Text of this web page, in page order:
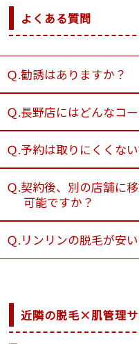
よくある質問
Ｑ.勧誘はありますか？
Ｑ.長野店にはどんなコ
Ｑ.予約は取りにくくな
Ｑ.契約後、別の店舗に
可能ですか？
Ｑ.リンリンの脱毛が安
近隣の脱毛×肌管理